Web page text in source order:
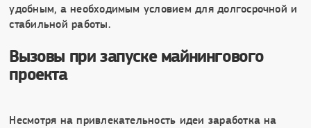
удобным, а необходимым условием для долгосрочной и
стабильной работы.
Вызовы при запуске майнингового
проекта
Несмотря на привлекательность идеи заработка на